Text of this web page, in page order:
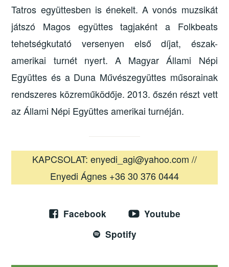
Tatros együttesben is énekelt. A vonós muzsikát
játszó Magos együttes tagjaként a Folkbeats
tehetségkutató versenyen első díjat, észak-
amerikai turnét nyert. A Magyar Állami Népi
Együttes és a Duna Művészegyüttes műsorainak
rendszeres közreműködője. 2013. őszén részt vett
az Állami Népi Együttes amerikai turnéján.
KAPCSOLAT: enyedi_agi@yahoo.com //
Enyedi Ágnes +36 30 376 0444
Facebook
Youtube
Spotify